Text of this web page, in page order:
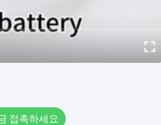
접촉하세요